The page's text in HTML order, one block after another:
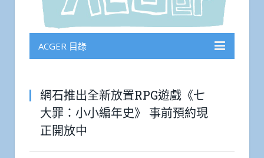
ACGER 目錄
網石推出全新放置RPG遊戲《七
大罪：小小編年史》 事前預約現
正開放中